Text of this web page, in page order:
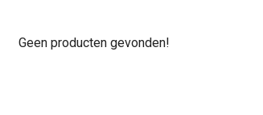
Geen producten gevonden!